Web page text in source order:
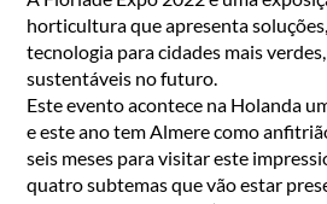
horticultura que apresenta
tecnologia para cidades mais
sustentáveis no futuro.
Este evento acontece na Holanda
e este ano tem Almere como
seis meses para visitar este
quatro subtemas que vão estar